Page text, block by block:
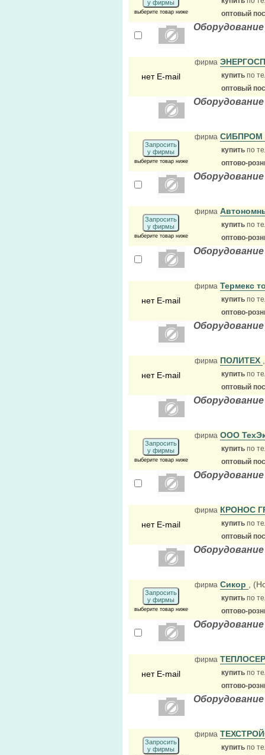
у фирмы
выберите товар ниже
оптовый
нет E-mail
фирма
купить по
оптовый
Запросить
у фирмы
выберите товар ниже
фирма СИБПРОМ
купить по
оптово-
Запросить
у фирмы
выберите товар ниже
фирма
купить по
оптово-
нет E-mail
фирма Термекс
купить по
оптово-
нет E-mail
фирма ПОЛИТЕХ
купить по
оптовый
Запросить
у фирмы
выберите товар ниже
фирма ООО
купить по
оптовый
нет E-mail
фирма КРОНОС
купить по
оптовый
Запросить
у фирмы
выберите товар ниже
фирма Сикор ,
купить по
оптово-
нет E-mail
фирма
купить по
оптово-
Запросить
у фирмы
фирма
купить по